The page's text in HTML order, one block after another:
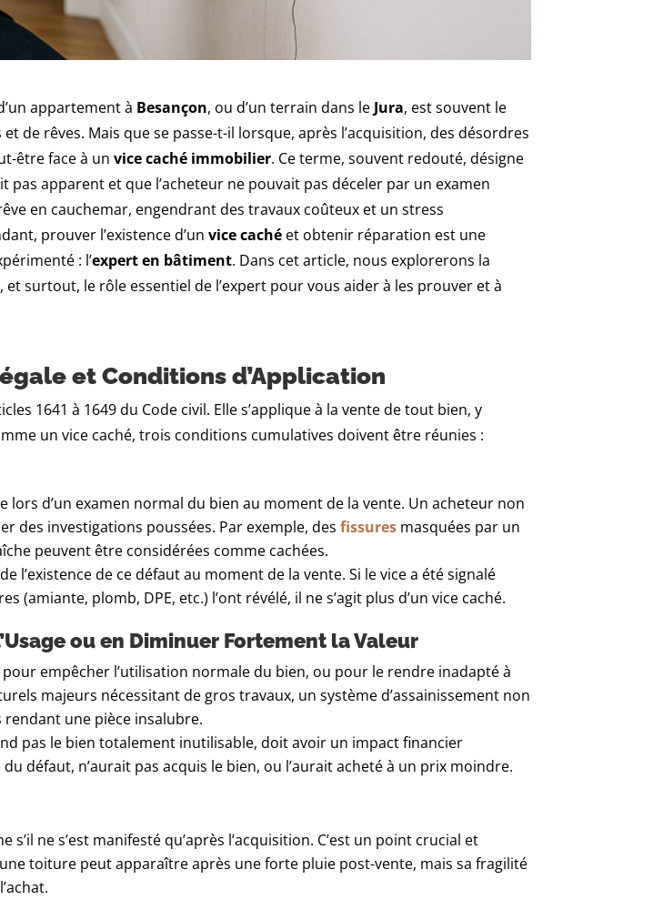
appartement à Besançon, ou d’un terrain dans leJura, est souvent le
de rêves. Mais que se passe-t-il lorsque, après l’acquisition, des désordres
être face à unvice caché immobilier. Ce terme, souvent redouté, désigne
apparent et que l’acheteur ne pouvait pas déceler par un examen
en cauchemar, engendrant des travaux coûteux et un stress
prouver l’existence d’unvice caché et obtenir réparation est une
: l’expert en bâtiment. Dans cet article, nous explorerons la
surtout, le rôle essentiel de l’expert pour vous aider à les prouver et à
et Conditions d’Application
1641 à 1649 du Code civil. Elle s’applique à la vente de tout bien, y
un vice caché, trois conditions cumulatives doivent être réunies :
lors d’un examen normal du bien au moment de la vente. Un acheteur non
des investigations poussées. Par exemple, desfissures masquées par un
peuvent être considérées comme cachées.
l’existence de ce défaut au moment de la vente. Si le vice a été signalé
plomb, DPE, etc.) l’ont révélé, il ne s’agit plus d’un vice caché.
ou en Diminuer Fortement la Valeur
empêcher l’utilisation normale du bien, ou pour le rendre inadapté à
majeurs nécessitant de gros travaux, un système d’assainissement non
rendant une pièce insalubre.
pas le bien totalement inutilisable, doit avoir un impact financier
défaut, n’aurait pas acquis le bien, ou l’aurait acheté à un prix moindre.
ne s’est manifesté qu’après l’acquisition. C’est un point crucial et
toiture peut apparaître après une forte pluie post-vente, mais sa fragilité